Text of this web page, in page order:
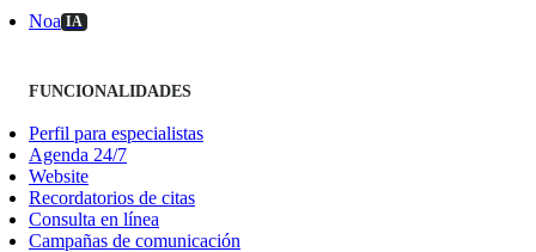
Noa IA
FUNCIONALIDADES
Perfil para especialistas
Agenda 24/7
Website
Recordatorios de citas
Consulta en línea
Campañas de comunicación